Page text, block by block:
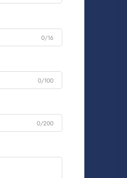
0/16
0/100
0/200